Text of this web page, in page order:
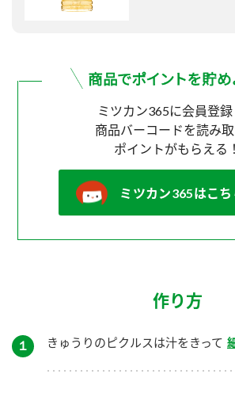
ミツカン365に会員登
商品バーコードを読み
ポイントがもらえる！
ミツカン365はこち
作り方
１ きゅうりのピクルスは汁をきって